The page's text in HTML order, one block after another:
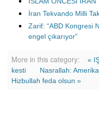
İran Tekvando Milli
Zarif: “ABD Kongresi
engel çıkarıyor”
More in this category:
«
kesti
Nasrallah:
Hizbullah feda olsun »